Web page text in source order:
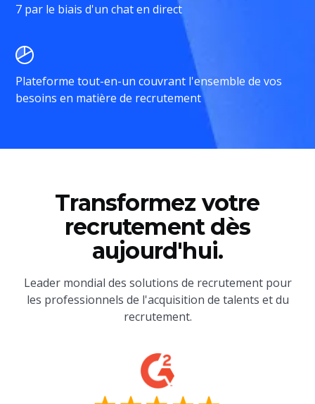
7 par le biais d'un chat en direct
Plateforme tout-en-un couvrant l'ensemble de vos
besoins en matière de recrutement
Transformez votre
recrutement dès
aujourd'hui.
Leader mondial des solutions de recrutement pour
les professionnels de l'acquisition de talents et du
recrutement.